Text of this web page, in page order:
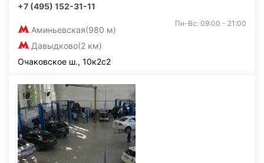
+7 (495) 152-31-11
Аминьевская(980 м)
Давыдково(2 км)
Пн-Вс: 09:00 - 21:00
Очаковское ш., 10к2с2